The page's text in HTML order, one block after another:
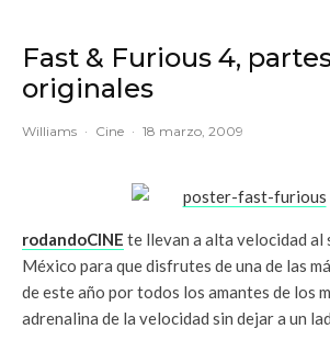
Fast & Furious 4,
originales
Williams · Cine · 18 marzo, 2009
rodandoCINE te llevan a alta velocidad al
México para que disfrutes de una de las
de este año por todos los amantes de los
adrenalina de la velocidad sin dejar a un